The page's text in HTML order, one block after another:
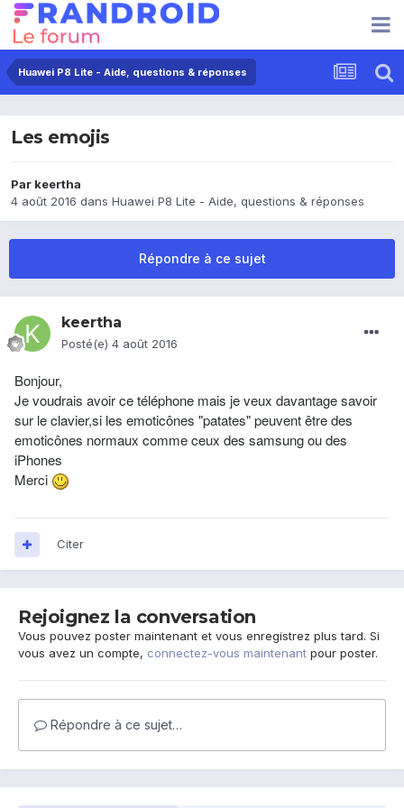
Huawei P8 Lite - Aide, questions & réponses
Les emojis
Par keertha
4 août 2016 dans Huawei P8 Lite - Aide, questions & réponses
Répondre à ce sujet
keertha
Posté(e) 4 août 2016
Bonjour,
Je voudrais avoir ce téléphone mais je veux davantage savoir
sur le clavier,si les emoticônes "patates" peuvent être des
emoticônes normaux comme ceux des samsung ou des
iPhones
Merci
Citer
Rejoignez la conversation
Vous pouvez poster maintenant et vous enregistrez plus tard. Si
vous avez un compte, connectez-vous maintenant pour poster.
Répondre à ce sujet…